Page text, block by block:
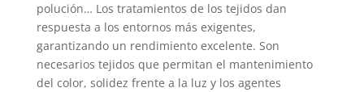
polución… Los tratamientos de los tejidos dan
respuesta a los entornos más exigentes,
garantizando un rendimiento excelente. Son
necesarios tejidos que permitan el mantenimiento
del color, solidez frente a la luz y los agentes